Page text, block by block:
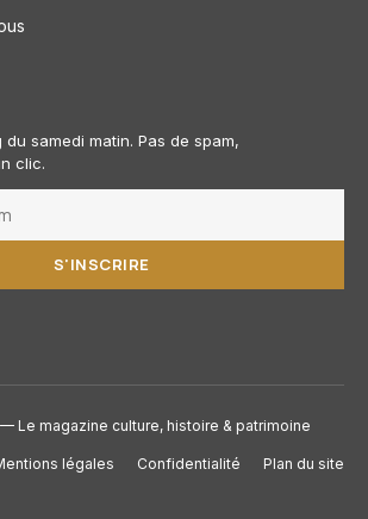
samedi matin. Pas de spam,
clic.
S'INSCRIRE
Le magazine culture, histoire & patrimoine
légales Confidentialité Plan du site